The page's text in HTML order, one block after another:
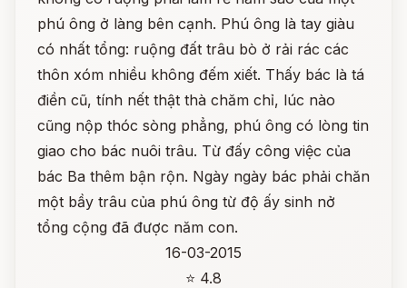
phú ông ở làng bên cạnh. Phú ông là tay giàu
có nhất tổng: ruộng đất trâu bò ở rải rác các
thôn xóm nhiều không đếm xiết. Thấy bác là tá
điền cũ, tính nết thật thà chăm chỉ, lúc nào
cũng nộp thóc sòng phẳng, phú ông có lòng tin
giao cho bác nuôi trâu. Từ đấy công việc của
bác Ba thêm bận rộn. Ngày ngày bác phải chăn
một bầy trâu của phú ông từ độ ấy sinh nở
tổng cộng đã được năm con.
16-03-2015
⭐ 4.8